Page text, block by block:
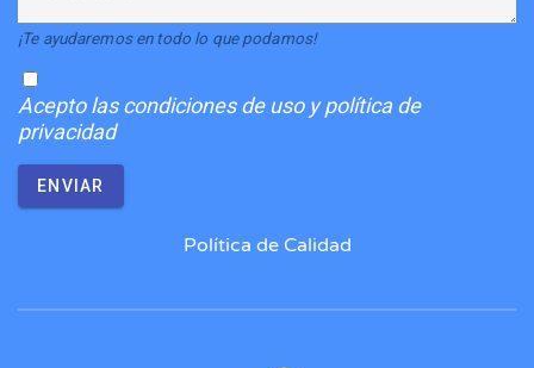
¡Te ayudaremos en todo lo que podamos!
Aceptolas condiciones de uso y política de
privacidad
ENVIAR
Política de Calidad